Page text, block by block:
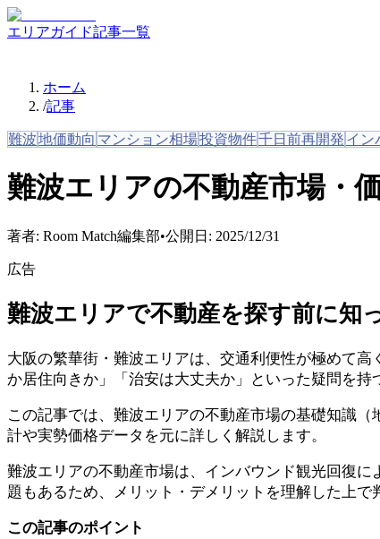
エリアガイド記事一覧
ホーム
/記事
難波地価動向 マンション相場投資物件千日前再開発 イン
難波エリアの不動産市場・
著者: Room Match編集部•公開日: 2025/12/31
広告
難波エリアで不動産を探す前に知
大阪の繁華街・難波エリアは、交通利便性が極めて
か居住向きか」「治安は大丈夫か」といった疑問を持
この記事では、難波エリアの不動産市場の基礎知識
計や実勢価格データを元に詳しく解説します。
難波エリアの不動産市場は、インバウンド観光回復
題もあるため、メリット・デメリットを理解した上で
この記事のポイント